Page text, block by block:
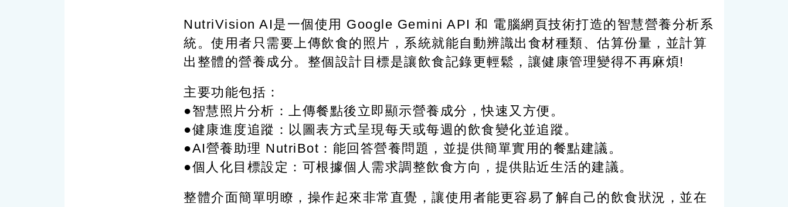
NutriVision AI是一個使用 Google Gemini API 和 電腦網頁技術打造的智慧營養分析系
統。使用者只需要上傳飲食的照片，系統就能自動辨識出食材種類、估算份量，並計算
出整體的營養成分。整個設計目標是讓飲食記錄更輕鬆，讓健康管理變得不再麻煩!
主要功能包括：
●智慧照片分析：上傳餐點後立即顯示營養成分，快速又方便。
●健康進度追蹤：以圖表方式呈現每天或每週的飲食變化並追蹤。
●AI營養助理 NutriBot：能回答營養問題，並提供簡單實用的餐點建議。
●個人化目標設定：可根據個人需求調整飲食方向，提供貼近生活的建議。
整體介面簡單明瞭，操作起來非常直覺，讓使用者能更容易了解自己的飲食狀況，並在